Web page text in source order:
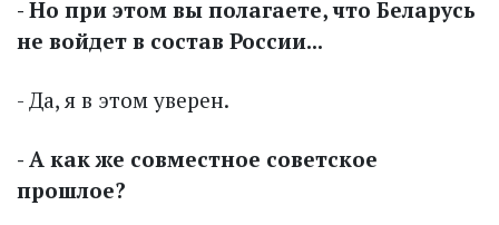
- Но при этом вы полагаете, что Беларусь
не войдет в состав России...
- Да, я в этом уверен.
- А как же совместное советское
прошлое?